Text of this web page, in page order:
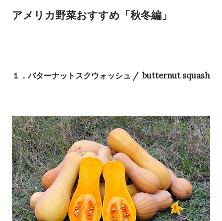
アメリカ野菜おすすめ「秋冬編」
１．バターナットスクウォッシュ / butternut squash